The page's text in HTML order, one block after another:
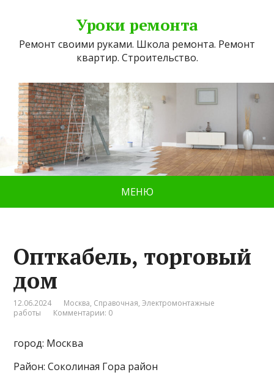
Уроки ремонта
Ремонт своими руками. Школа ремонта. Ремонт
квартир. Строительство.
МЕНЮ
Опткабель, торговый
дом
12.06.2024 Москва, Справочная,Электромонтажные
работы
Комментарии: 0
город: Москва
Район: Соколиная Гора район